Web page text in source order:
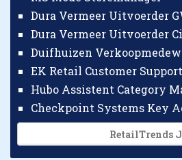
Dura Vermeer Uitvoerder
Dura Vermeer Uitvoerder
Duifhuizen
EK Retail Customer
Hubo Assistent Category
RetailTrends